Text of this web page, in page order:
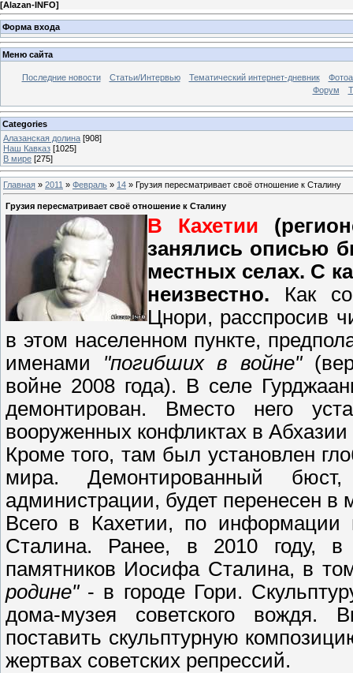
[Alazan-INFO]
Форма входа
Меню сайта
Последние новости Статьи/Интервью Тематический интернет-дневник
Форум
Categories
Алазанская долина [908]
Наш Кавказ [1025]
В мире [275]
Главная » 2011 » Февраль » 14 » Грузия пересматривает своё отношение к Сталину
Грузия пересматривает своё отношение к Сталину
В Кахетии
занялись описью
местных селах. С
неизвестно. Как
Цнори, расспросив
в этом населенном пункте,
именами "погибших в войне"
войне 2008 года). В селе
демонтирован. Вместо него
вооруженных конфликтах в
Кроме того, там был установлен
мира. Демонтированный
администрации, будет перенесен в
Всего в Кахетии, по информации
Сталина. Ранее, в 2010 году, в
памятников Иосифа Сталина, в
родине" - в городе Гори.
дома-музея советского вождя.
поставить скульптурную
жертвах советских репрессий.